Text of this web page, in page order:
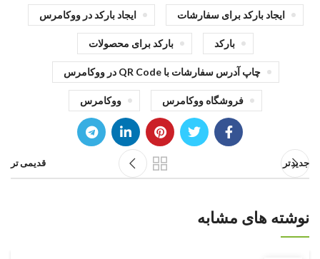
ایجاد بارکد برای سفارشات ایجاد بارکد در ووکامرس
بارکد بارکد برای محصولات
چاپ آدرس سفارشات با QR Code در ووکامرس
فروشگاه ووکامرس ووکامرس
جدیدتر قدیمی تر
نوشته های مشابه